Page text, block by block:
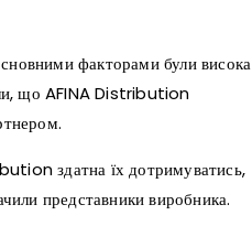
факторами були висока
що AFINA Distribution
здатна їх дотримуватись,
представники виробника.